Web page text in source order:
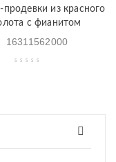
продевки из красного
с фианитом
16311562000